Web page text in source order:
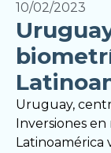
10/02/2023
Uruguay,
Inversiones
Latinoamérica